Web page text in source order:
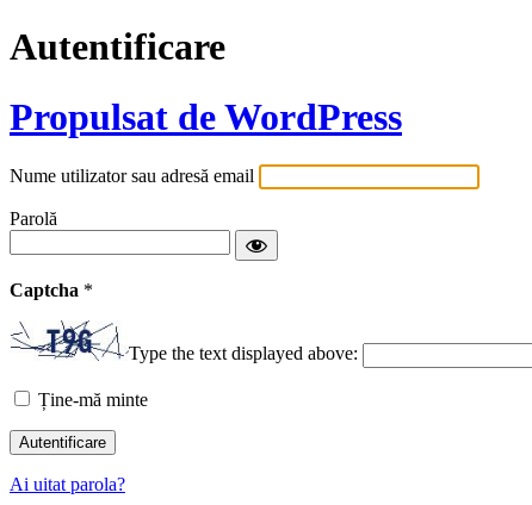
Autentificare
Propulsat de WordPress
Nume utilizator sau adresă email
Parolă
Captcha *
Type the text displayed above:
Ține-mă minte
Ai uitat parola?